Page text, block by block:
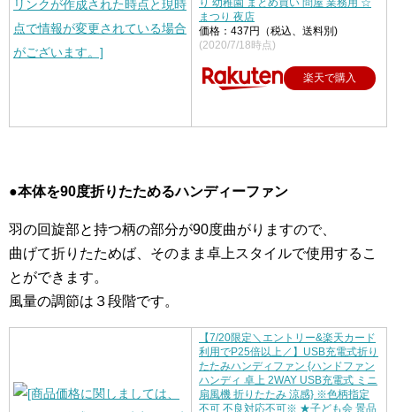
り 幼稚園 まとめ買い 問屋 業務用 ☆
まつり 夜店
価格：437円（税込、送料別)
(2020/7/18時点)
楽天で購入
●本体を90度折りたためるハンディーファン
羽の回旋部と持つ柄の部分が90度曲がりますので、
曲げて折りたためば、そのまま卓上スタイルで使用するこ
とができます。
風量の調節は３段階です。
【7/20限定＼エントリー&楽天カード
利用でP25倍以上／】USB充電式折り
たたみハンディファン {ハンドファン
ハンディ 卓上 2WAY USB充電式 ミニ
扇風機 折りたたみ 涼感} ※色柄指定
不可 不良対応不可※ ★子ども会 景品